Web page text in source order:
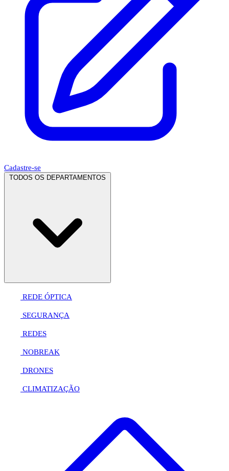
Cadastre-se
TODOS OS DEPARTAMENTOS
REDE ÓPTICA
SEGURANÇA
REDES
NOBREAK
DRONES
CLIMATIZAÇÃO